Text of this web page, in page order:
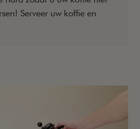
Serveer uw koffie en